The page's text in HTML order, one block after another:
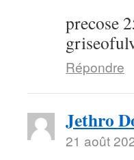
precose
Répondre
Jethro
21 août